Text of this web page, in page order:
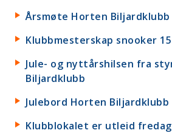
Årsmøte Horten Biljardklubb
Klubbmesterskap snooker
Jule- og nyttårshilsen fra
Biljardklubb
Julebord Horten Biljardklubb
Klubblokalet er utleid